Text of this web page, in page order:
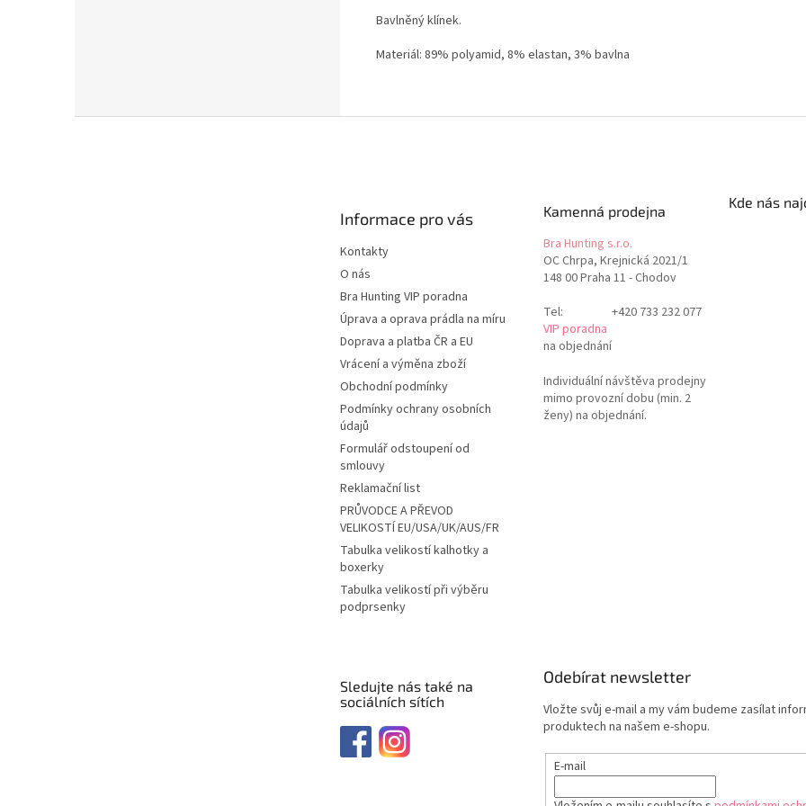
Bavlněný klínek.
Materiál: 89% polyamid, 8% elastan, 3% bavlna
Informace pro vás
Kontakty
O nás
Bra Hunting VIP poradna
Úprava a oprava prádla na míru
Doprava a platba ČR a EU
Vrácení a výměna zboží
Obchodní podmínky
Podmínky ochrany osobních
údajů
Formulář odstoupení od
smlouvy
Reklamační list
PRŮVODCE A PŘEVOD
VELIKOSTÍ EU/USA/UK/AUS/FR
Tabulka velikostí kalhotky a
boxerky
Tabulka velikostí při výběru
podprsenky
Kamenná prodejna
Bra Hunting s.r.o.
OC Chrpa, Krejnická 2021/1
148 00 Praha 11 - Chodov
Tel:
+420 733 232 077
VIP poradna
na objednání
Individuální návštěva prodejny
mimo provozní dobu (min. 2
ženy) na objednání.
Kde nás
Sledujte nás také na
sociálních sítích
Odebírat newsletter
Vložte svůj e-mail a my vám budeme zasílat
produktech na našem e-shopu.
E-mail